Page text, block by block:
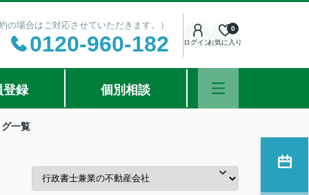
場合はご対応させていただきます。）
0120-960-182 ログインお気に入り
0
登録 個別相談
一覧